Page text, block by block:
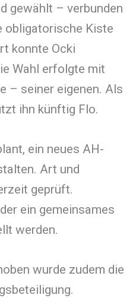
gewählt – verbunden
obligatorische Kiste
konnte Ocki
Wahl erfolgte mit
– seiner eigenen. Als
ihn künftig Flo.
ein neues AH-
Art und
geprüft.
ein gemeinsames
werden.
wurde zudem die